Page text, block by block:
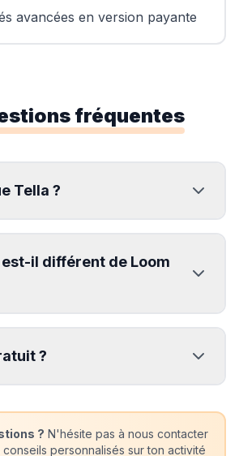
avancées en version payante
fréquentes
Tella ?
est-il différent de Loom
?
? N'hésite pas à nous contacter
personnalisés sur ton activité